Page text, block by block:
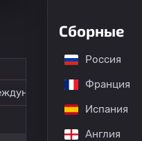
матчей
Сборные
Россия
Франция
Испания
Англия